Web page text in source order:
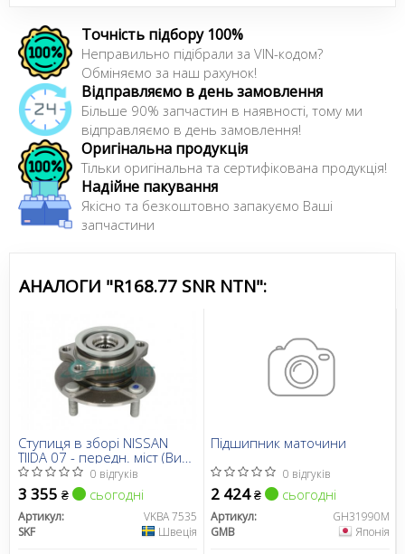
первинному, так і на вторинному ринку компонентів.
Сайт: https://www.ntn-snr.com
Точність підбору 100%
Неправильно підібрали за VIN-кодом?
Обміняємо за наш рахунок!
Відправляємо в день замовлення
Більше 90% запчастин в наявності, тому ми
відправляємо в день замовлення!
Оригінальна продукція
Тільки оригінальна та сертифікована продукція!
Надійне пакування
Якісно та безкоштовно запакуємо Ваші
запчастини
АНАЛОГИ "R168.77 SNR NTN":
Ступиця в зборі NISSAN
TIIDA 07 - передн. міст (Вир-
во SKF)
0 відгуків
3 355 ₴ сьогодні
Артикул:
VKBA 7535
SKF
Швеція
Підшипник маточини
0 відгуків
2 424₴ сьогодні
Артикул:
GH31990M
GMB
Японія